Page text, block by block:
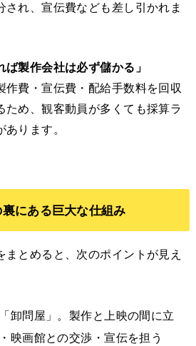
され、宣伝費なども差し引かれま
製作会社は必ず儲かる」
作費・宣伝費・配給手数料を回収
ため、観客動員が多くても採算ラ
ります。
にある巨大な仕組み
とめると、次のポイントが見え
卸問屋」。製作と上映の間に立
映画館との交渉・宣伝を担う